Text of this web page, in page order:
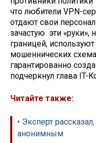
что любители VPN-
отдают свои
зачастую эти «руки»,
границей,
мошеннических
гарантированно
подчеркнул глава IT-
Читайте также:
• Эксперт
анонимным